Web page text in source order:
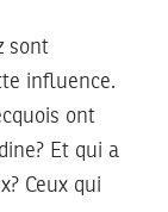
sont
influence.
ont
Et qui a
Ceux qui